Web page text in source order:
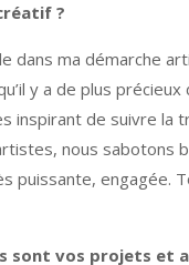
?
ma démarche
y a de plus
de suivre la
nous sabotons
puissante,
sont vos projets et